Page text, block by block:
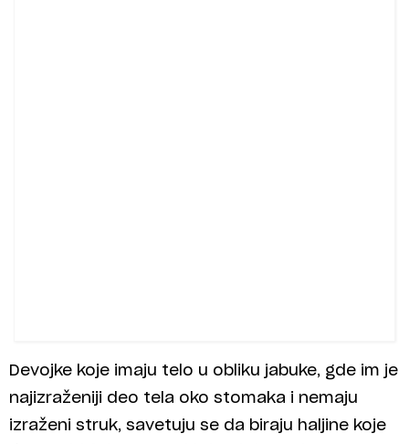
Devojke koje imaju telo u obliku jabuke, gde im je
najizraženiji deo tela oko stomaka i nemaju
izraženi struk, savetuju se da biraju haljine koje